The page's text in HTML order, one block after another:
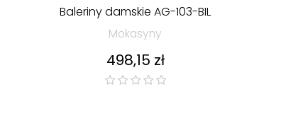
Baleriny damskie AG-103-BIL
Mokasyny
Cena
498,15 zł